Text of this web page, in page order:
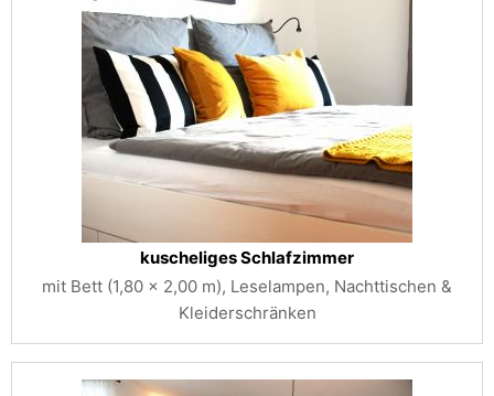
kuscheliges Schlafzimmer
mit Bett (1,80 x 2,00 m), Leselampen, Nachttischen &
Kleiderschränken